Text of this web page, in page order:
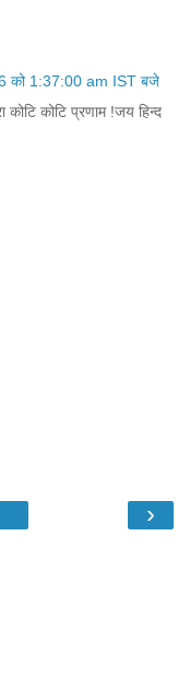
को 1:37:00 am IST बजे
कोटि कोटि प्रणाम !जय हिन्द
›